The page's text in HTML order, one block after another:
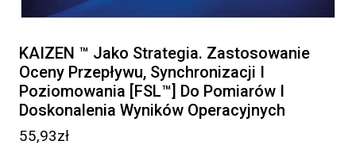
KAIZEN ™ Jako Strategia. Zastosowanie
Oceny Przepływu, Synchronizacji I
Poziomowania [FSL™] Do Pomiarów I
Doskonalenia Wyników Operacyjnych
55,93zł